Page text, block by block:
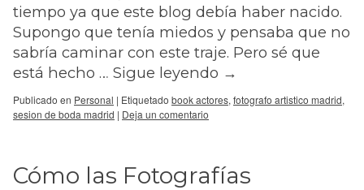
tiempo ya que este blog debía haber nacido.
Supongo que tenía miedos y pensaba que no
sabría caminar con este traje. Pero sé que
está hecho … Sigue leyendo →
Publicado en Personal | Etiquetado book actores, fotografo artistico madrid,
sesion de boda madrid | Deja un comentario
Cómo las Fotografías